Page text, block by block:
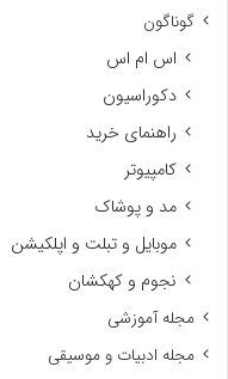
گوناگون
اس ام اس
دکوراسیون
راهنمای خرید
کامپیوتر
مد و پوشاک
موبایل و تبلت و اپلکیشن
نجوم و کهکشان
مجله آموزشی
مجله ادبیات و موسیقی